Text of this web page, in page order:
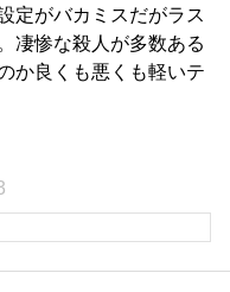
定がバカミスだがラス
凄惨な殺人が多数ある
か良くも悪くも軽いテ